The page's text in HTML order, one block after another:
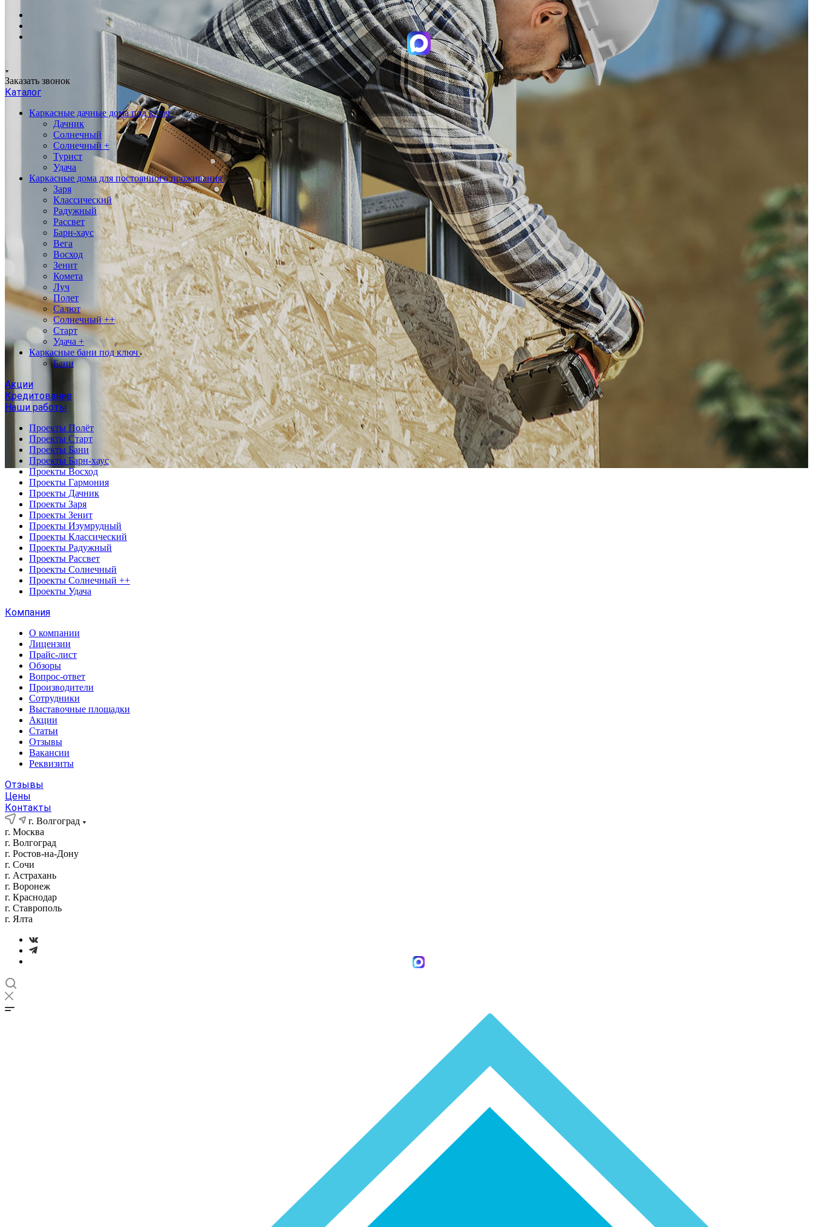
Заказать звонок
Каталог
Каркасные дачные дома под ключ
Дачник
Солнечный
Солнечный +
Турист
Удача
Каркасные дома для постоянного проживания
Заря
Классический
Радужный
Рассвет
Барн-хаус
Вега
Восход
Зенит
Комета
Луч
Полет
Салют
Солнечный ++
Старт
Удача +
Каркасные бани под ключ
Бани
Акции
Кредитование
Наши работы
Проекты Полёт
Проекты Старт
Проекты Бани
Проекты Барн-хаус
Проекты Восход
Проекты Гармония
Проекты Дачник
Проекты Заря
Проекты Зенит
Проекты Изумрудный
Проекты Классический
Проекты Радужный
Проекты Рассвет
Проекты Солнечный
Проекты Солнечный ++
Проекты Удача
Компания
О компании
Лицензии
Прайс-лист
Обзоры
Вопрос-ответ
Производители
Сотрудники
Выставочные площадки
Акции
Статьи
Отзывы
Вакансии
Реквизиты
Отзывы
Цены
Контакты
г. Волгоград
г. Москва
г. Волгоград
г. Ростов-на-Дону
г. Сочи
г. Астрахань
г. Воронеж
г. Краснодар
г. Ставрополь
г. Ялта